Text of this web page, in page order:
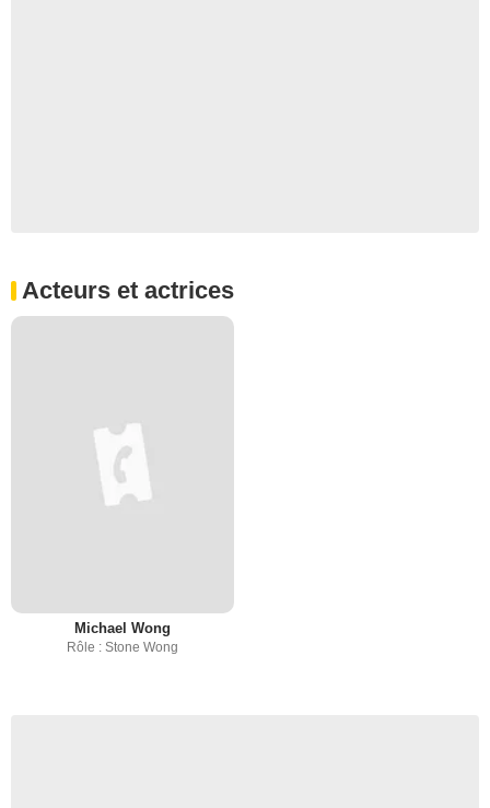
Acteurs et actrices
Michael Wong
Rôle : Stone Wong